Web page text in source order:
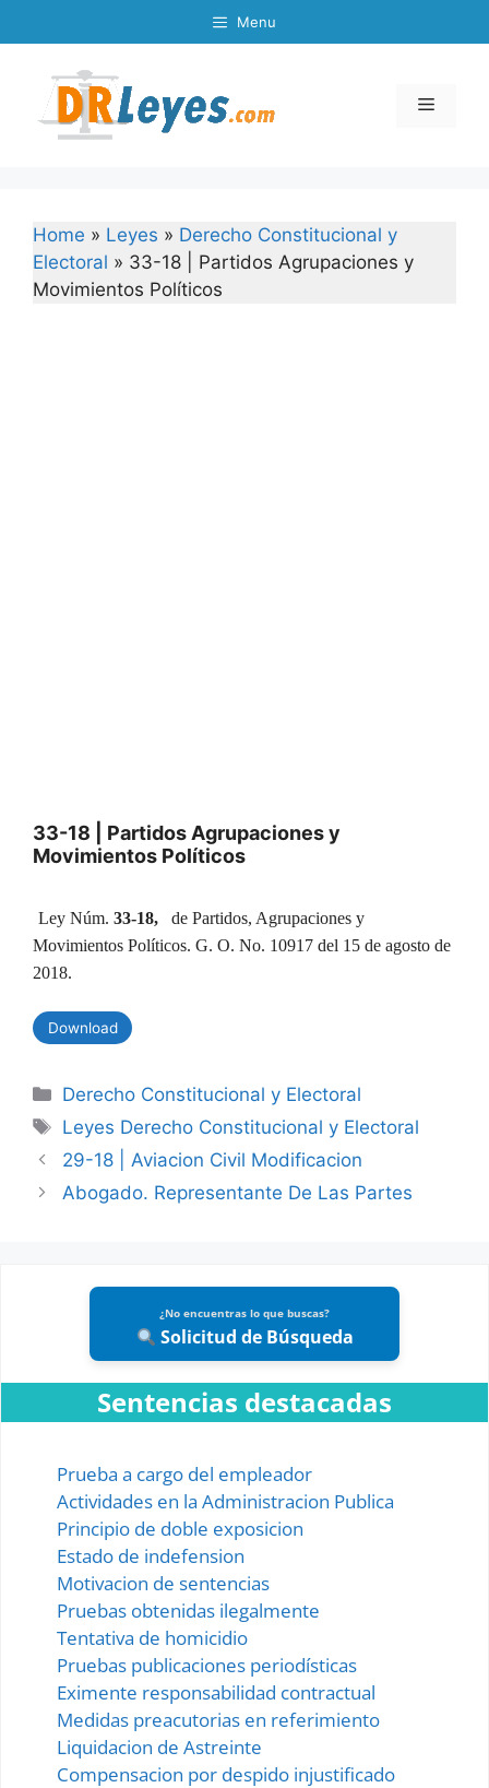
to
Menu
Menu
Home » Leyes » Derecho Constitucional y
Electoral » 33-18 | Partidos Agrupaciones y
Movimientos Políticos
33-18 | Partidos Agrupaciones y
Movimientos Políticos
Ley Núm. 33-18,
de Partidos, Agrupaciones y
Movimientos Políticos. G. O. No. 10917 del 15 de agosto de
2018.
Download
Categories
Derecho Constitucional y Electoral
Tags
Leyes Derecho Constitucional y Electoral
29-18 | Aviacion Civil Modificacion
Abogado. Representante De Las Partes
¿No encuentras lo que buscas?
Solicitud de Búsqueda
Sentencias destacadas
Prueba a cargo del empleador
Actividades en la Administracion Publica
Principio de doble exposicion
Estado de indefension
Motivacion de sentencias
Pruebas obtenidas ilegalmente
Tentativa de homicidio
Pruebas publicaciones periodísticas
Eximente responsabilidad contractual
Medidas preacutorias en referimiento
Liquidacion de Astreinte
Compensacion por despido injustificado